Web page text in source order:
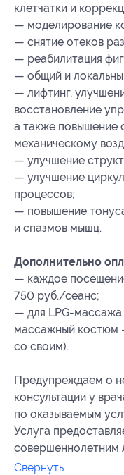
клетчатки и
— моделирование
— снятие отеков
— реабилитация
— общий и
— лифтинг,
восстановление
а также повышение
механическому
— улучшение
— улучшение
процессов;
— повышение
и спазмов мышц.
Дополнительно
— каждое
750 руб./сеанс;
— для LPG-массажа
массажный костюм
со своим).
Предупреждаем о
консультации у
по оказываемым
Услуга
совершеннолетним
Свернуть